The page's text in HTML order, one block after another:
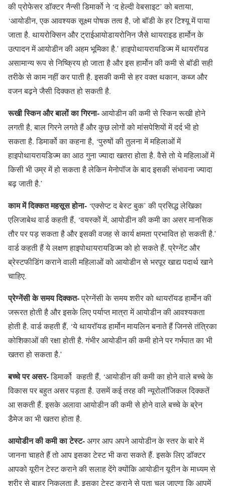
की प्रोफेसर डॉक्टर नैन्सी डिमार्को ने ‘द हेल्दी वेबसाइट’ को बताया,
‘आयोडीन, एक आवश्यक सूक्ष्म पोषक तत्व है, जो बॉडी के हर टिश्यू में पाया
जाता है. थायरोक्सिन और ट्राईआयोडायरोनिन जैसे थायराइड हार्मोन के
उत्पादन में आयोडीन की अहम भूमिका है.’ हाइपोथायरायडिज्म में थायरॉयड
असामान्य रूप से निष्क्रिय हो जाता है और इस हार्मोन की कमी से बॉडी सही
तरीके से काम नहीं कर पाती है. इसकी कमी से हर वक्त थकान, कब्ज और
वजन बढ़ने जैसी दिक्कत हो सकती है.
रूखी स्किन और बालों का गिरना-आयोडीन की कमी से स्किन रूखी होने
लगती है, बाल गिरने लगते हैं और कुछ लोगों को मांसपेशियों में दर्द भी हो
सकता है. डिमार्को का कहना है, ‘पुरुषों की तुलना में महिलाओं में
हाइपोथायरायडिज्म का आठ गुना ज्यादा खतरा होता है. वैसे तो ये महिलाओं में
किसी भी उम्र में हो सकता है लेकिन मेनोपॉज के बाद इसकी संभावना ज्यादा
बढ़ जाती है.’
काम में दिक्कत महसूस होना- ‘एक्सेप्ट द बेस्ट बुक’ की प्रसिद्ध लेखिका
एलिजाबेथ वार्ड कहती हैं, ‘वयस्कों में, आयोडीन की कमी का असर मानसिक
तौर पर पड़ सकता है और इसकी वजह से कार्य क्षमता प्रभावित हो सकती है.’
वार्ड कहती हैं ये लक्षण हाइपोथायरायडिज्म को हो सकते हैं. प्रेग्नेंट और
ब्रेस्टफीडिंग कराने वाली महिलाओं को आयोडीन से भरपूर खाद्य पदार्थ खाने
चाहिए.
प्रेग्नेंसी के समय दिक्कत-प्रेग्नेंसी के समय शरीर को थायरॉयड हार्मोन की
जरूरत होती है और इसके लिए पर्याप्त मात्रा में आयोडीन की आवश्यकता
होती है. वार्ड कहती हैं, ‘ये थायरॉयड हार्मोन मायलिन बनाते हैं जिनसे तंत्रिका
कोशिकाओं की रक्षा होती है. गंभीर आयोडीन की कमी होने पर गर्भपात का भी
खतरा हो सकता है.’
बच्चे पर असर-डिमार्को कहती हैं, ‘आयोडीन की कमी का होने वाले बच्चे के
विकास पर बहुत असर पड़ता है. उसमें कई तरह की न्यूरोलॉजिकल दिक्कतें
आ सकती हैं. इसके अलावा आयोडीन की कमी से होने वाले बच्चे के ब्रेन
डैमेज का भी खतरा होता है.
आयोडीन की कमी का टेस्ट-अगर आप अपने आयोडीन के स्तर के बारे में
जानना चाहते हैं तो आप इसका टेस्ट भी करा सकते हैं. इसके लिए डॉक्टर
आपको यूरीन टेस्ट कराने की सलाह देंगे क्योंकि आयोडीन यूरीन के माध्यम से
शरीर से बाहर निकलता है. इसका टेस्ट कराने से पता चल जाएगा कि आपमें